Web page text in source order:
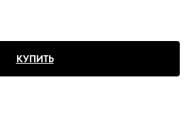
КУПИТЬ